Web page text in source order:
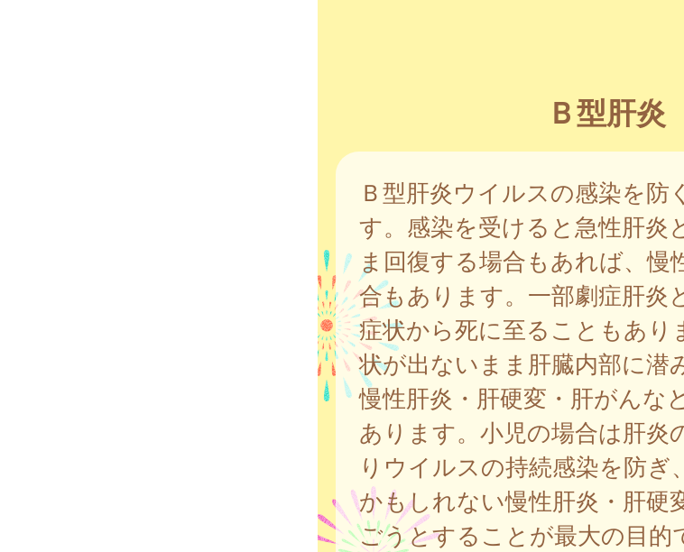
Ｂ型肝炎
Ｂ型肝炎ウイルスの感染を防
す。感染を受けると急性肝炎
ま回復する場合もあれば、慢
合もあります。一部劇症肝炎
症状から死に至ることもあり
状が出ないまま肝臓内部に潜
慢性肝炎・肝硬変・肝がんな
あります。小児の場合は肝炎
りウイルスの持続感染を防ぎ
かもしれない慢性肝炎・肝硬
ごうとすることが最大の目的